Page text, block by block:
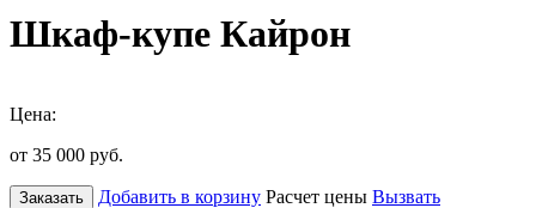
Шкаф-купе Кайрон
Цена:
от 35 000 руб.
Заказать Добавить в корзину Расчет цены Вызвать